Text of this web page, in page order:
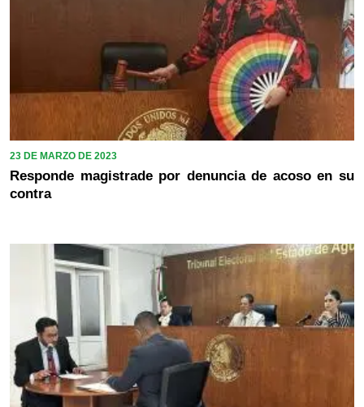
23 DE MARZO DE 2023
Responde magistrade por denuncia de acoso en su
contra